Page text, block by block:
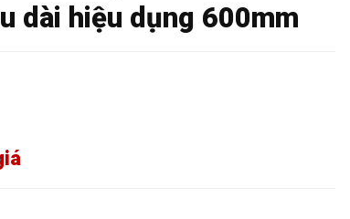
dài hiệu dụng 600mm